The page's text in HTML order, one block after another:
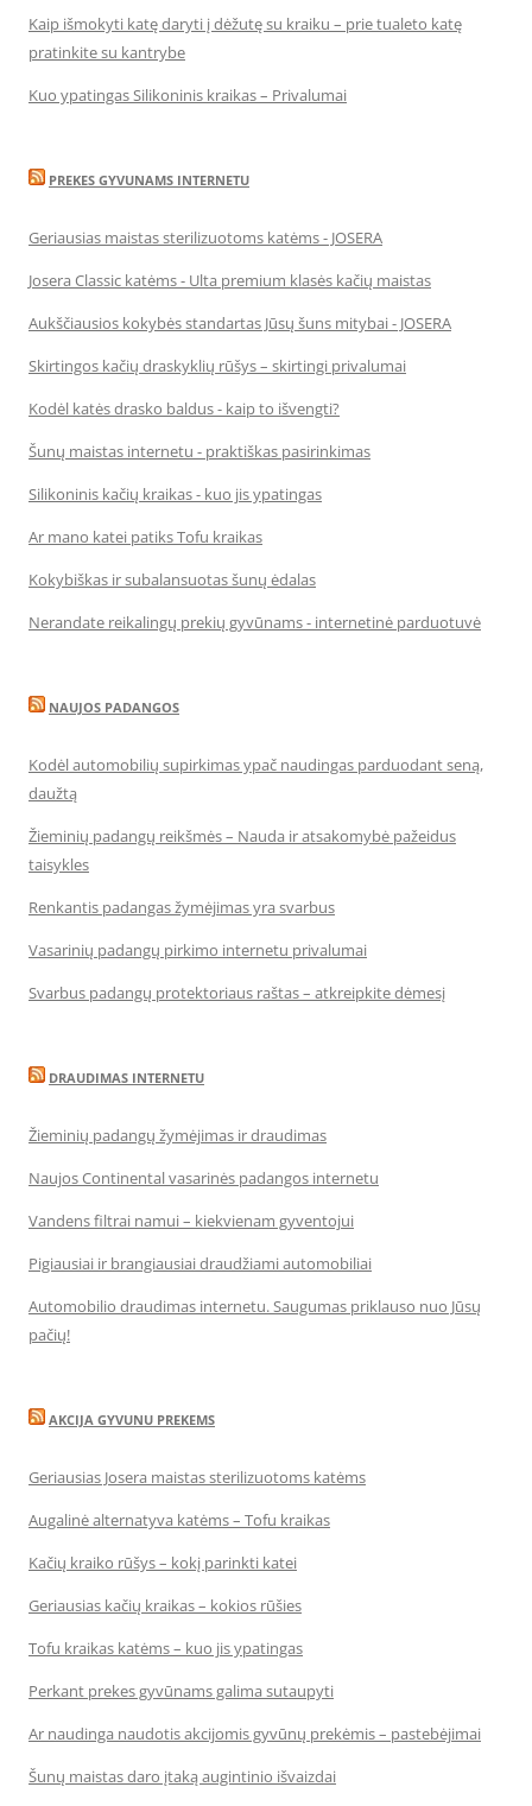
Kaip išmokyti katę daryti į dėžutę su kraiku – prie tualeto katę
pratinkite su kantrybe
Kuo ypatingas Silikoninis kraikas – Privalumai
PREKES GYVUNAMS INTERNETU
Geriausias maistas sterilizuotoms katėms - JOSERA
Josera Classic katėms - Ulta premium klasės kačių maistas
Aukščiausios kokybės standartas Jūsų šuns mitybai - JOSERA
Skirtingos kačių draskyklių rūšys – skirtingi privalumai
Kodėl katės drasko baldus - kaip to išvengti?
Šunų maistas internetu - praktiškas pasirinkimas
Silikoninis kačių kraikas - kuo jis ypatingas
Ar mano katei patiks Tofu kraikas
Kokybiškas ir subalansuotas šunų ėdalas
Nerandate reikalingų prekių gyvūnams - internetinė parduotuvė
NAUJOS PADANGOS
Kodėl automobilių supirkimas ypač naudingas parduodant seną,
daužtą
Žieminių padangų reikšmės – Nauda ir atsakomybė pažeidus
taisykles
Renkantis padangas žymėjimas yra svarbus
Vasarinių padangų pirkimo internetu privalumai
Svarbus padangų protektoriaus raštas – atkreipkite dėmesį
DRAUDIMAS INTERNETU
Žieminių padangų žymėjimas ir draudimas
Naujos Continental vasarinės padangos internetu
Vandens filtrai namui – kiekvienam gyventojui
Pigiausiai ir brangiausiai draudžiami automobiliai
Automobilio draudimas internetu. Saugumas priklauso nuo Jūsų
pačių!
AKCIJA GYVUNU PREKEMS
Geriausias Josera maistas sterilizuotoms katėms
Augalinė alternatyva katėms – Tofu kraikas
Kačių kraiko rūšys – kokį parinkti katei
Geriausias kačių kraikas – kokios rūšies
Tofu kraikas katėms – kuo jis ypatingas
Perkant prekes gyvūnams galima sutaupyti
Ar naudinga naudotis akcijomis gyvūnų prekėmis – pastebėjimai
Šunų maistas daro įtaką augintinio išvaizdai